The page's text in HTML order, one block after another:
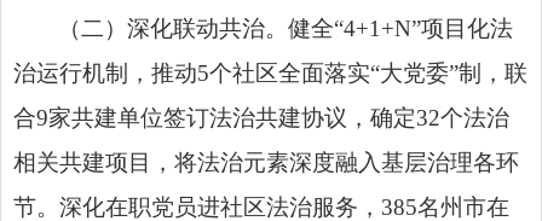
（二）深化联动共治。健全“4+1+N”项目化法
治运行机制
，推动5个社区全面落实“大党委”制，联
合9家共建单位签订法治共建协议，确定32个法治
相关共建项目，将法治元素深度融入基层治理各环
节。深化在职党员进社区法治服务，385名州市在